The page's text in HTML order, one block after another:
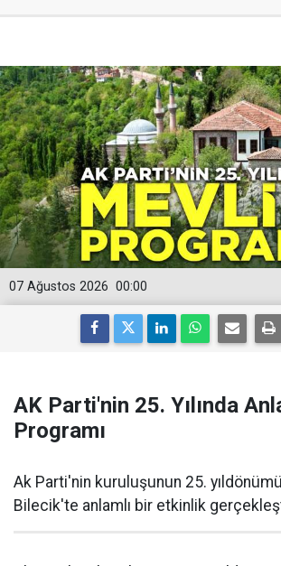
00:00
07 Ağustos 2026
AK Parti'nin 25. Yılında
Programı
Ak Parti'nin kuruluşunun 25. yıldönümü
Bilecik'te anlamlı bir etkinlik